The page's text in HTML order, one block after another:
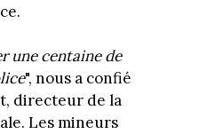
une centaine de
", nous a confié
directeur de la
Les mineurs